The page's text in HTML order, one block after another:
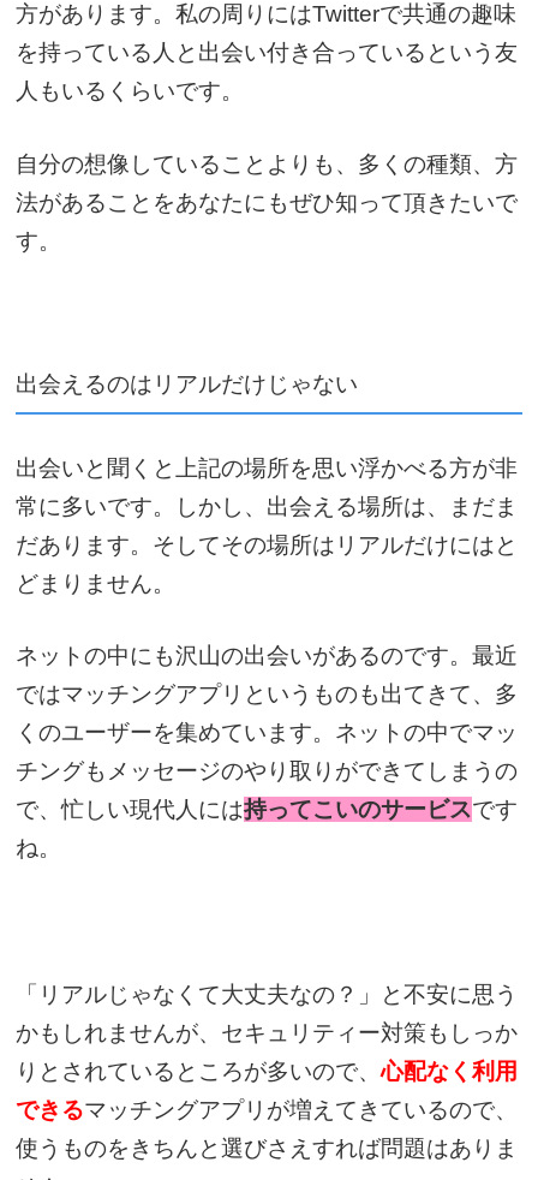
方があります。私の周りにはTwitterで共通の趣味
を持っている人と出会い付き合っているという友
人もいるくらいです。
自分の想像していることよりも、多くの種類、方
法があることをあなたにもぜひ知って頂きたいで
す。
出会えるのはリアルだけじゃない
出会いと聞くと上記の場所を思い浮かべる方が非
常に多いです。しかし、出会える場所は、まだま
だあります。そしてその場所はリアルだけにはと
どまりません。
ネットの中にも沢山の出会いがあるのです。最近
ではマッチングアプリというものも出てきて、多
くのユーザーを集めています。ネットの中でマッ
チングもメッセージのやり取りができてしまうの
で、忙しい現代人には持ってこいのサービスです
ね。
「リアルじゃなくて大丈夫なの？」と不安に思う
かもしれませんが、セキュリティー対策もしっか
りとされているところが多いので、心配なく利用
できるマッチングアプリが増えてきているので、
使うものをきちんと選びさえすれば問題はありま